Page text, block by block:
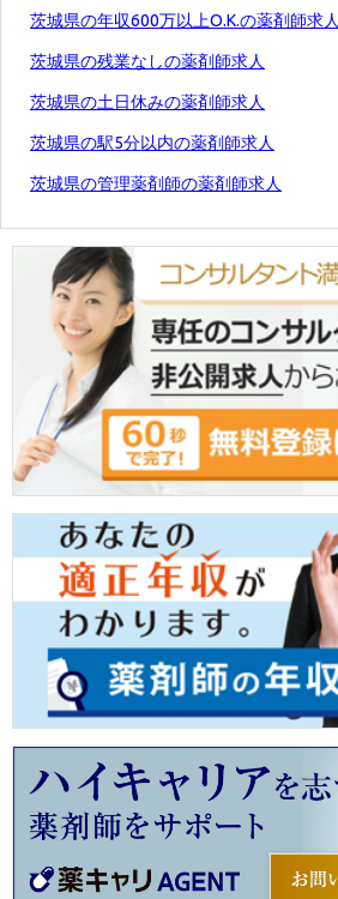
茨城県の年収600万以上O.K.の薬剤師求人
茨城県の残業なしの薬剤師求人
茨城県の土日休みの薬剤師求人
茨城県の駅5分以内の薬剤師求人
茨城県の管理薬剤師の薬剤師求人